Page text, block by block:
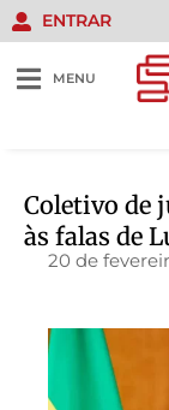
ENTRAR
MENU
Coletivo de
às falas de
20 de